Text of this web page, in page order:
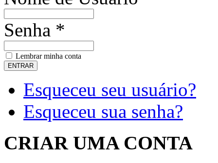
Senha *
Lembrar minha conta
Esqueceu seu usuário?
Esqueceu sua senha?
CRIAR UMA CONTA